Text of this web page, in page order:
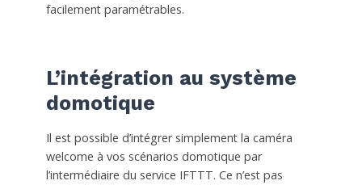
facilement paramétrables.
L’intégration au système
domotique
Il est possible d’intégrer simplement la caméra
welcome à vos scénarios domotique par
l’intermédiaire du service IFTTT. Ce n’est pas